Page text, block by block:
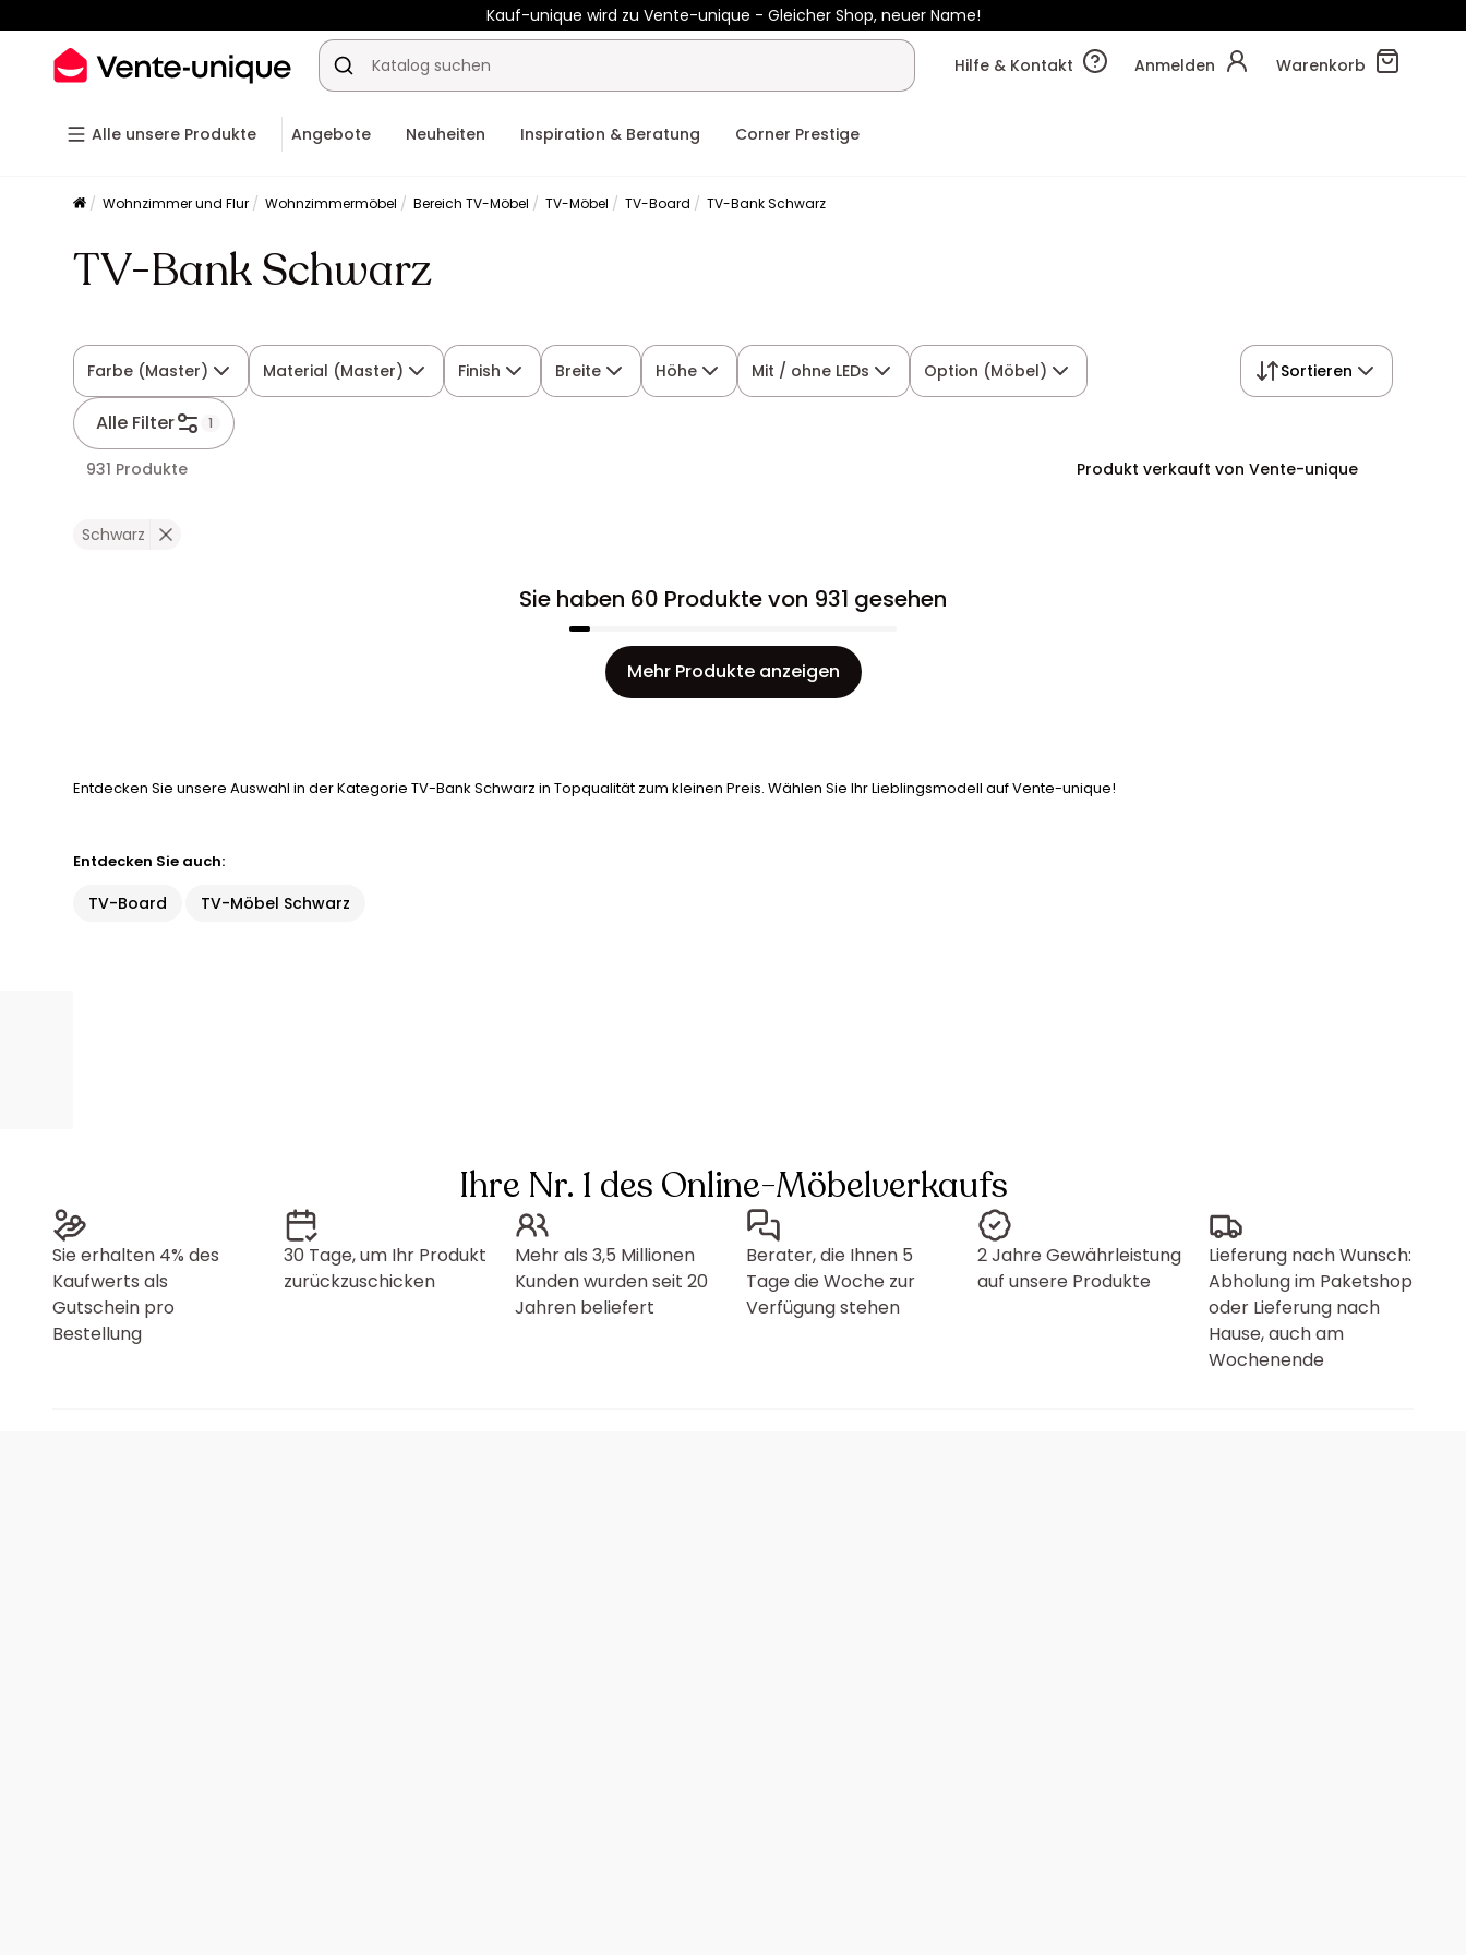
Kauf-unique wird zu Vente-unique - Gleicher Shop, neuer Name!
Hilfe & Kontakt Anmelden Warenkorb
Alle unsere Produkte Angebote Neuheiten Inspiration & Beratung Corner Prestige
Wohnzimmer und Flur Wohnzimmermöbel Bereich TV-Möbel TV-Möbel TV-Board TV-Bank Schwarz
TV-Bank Schwarz
Farbe (Master) Material (Master) Finish Breite Höhe Mit / ohne LEDs Option (Möbel)
Alle Filter 1
Sortieren
931 Produkte Produkt verkauft von Vente-unique
Schwarz
Sie haben 60 Produkte von 931 gesehen
Mehr Produkte anzeigen
Entdecken Sie unsere Auswahl in der Kategorie TV-Bank Schwarz in Topqualität zum kleinen Preis. Wählen Sie Ihr Lieblingsmodell auf Vente-unique!
Entdecken Sie auch:
TV-Board TV-Möbel Schwarz
Ihre Nr. 1 des Online-Möbelverkaufs
Sie erhalten 4% des
Kaufwerts als
Gutschein pro
Bestellung
30 Tage, um Ihr Produkt
zurückzuschicken
Mehr als 3,5 Millionen
Kunden wurden seit 20
Jahren beliefert
Berater, die Ihnen 5
Tage die Woche zur
Verfügung stehen
2 Jahre Gewährleistung
auf unsere Produkte
Lieferung nach Wunsch:
Abholung im Paketshop
oder Lieferung nach
Hause, auch am
Wochenende